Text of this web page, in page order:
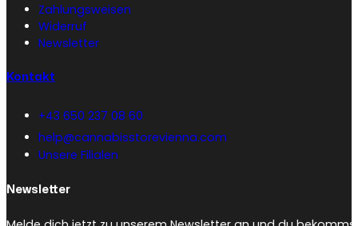
Zahlungsweisen
Widerruf
Newsletter
Kontakt
+43 650 237 08 60
help@cannabisstorevienna.com
Unsere Filialen
Newsletter